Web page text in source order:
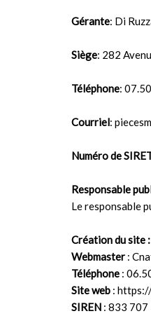
Gérante: Di
Siège: 282
Téléphone:
Courriel:
Numéro de
Responsable
Le responsable
Création du site :
Webmaster :
Téléphone :
Site web :
SIREN : 833 707